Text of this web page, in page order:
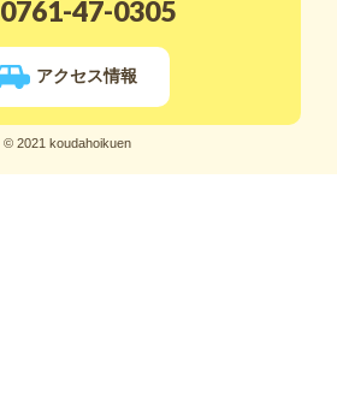
0761-47-0305
アクセス情報
© 2021 koudahoikuen